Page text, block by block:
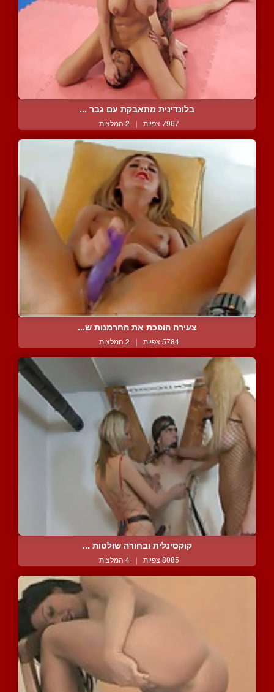
בלונדינית מתאבקת עם גבר ...
7967 צפיות | 2 המלצות
צעירה הופכת את החרמנות ש...
5784 צפיות | 2 המלצות
קוקסינלית ובחורה שולטות ...
8085 צפיות | 4 המלצות